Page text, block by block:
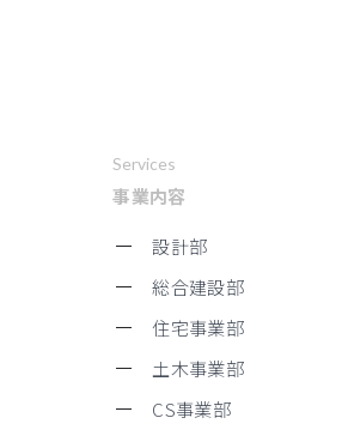
Services
事業内容
設計部
総合建設部
住宅事業部
土木事業部
CS事業部